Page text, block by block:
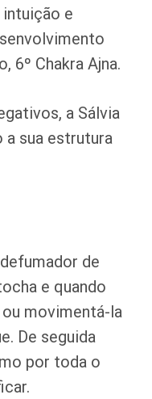
e
6º Chakra Ajna.
a Sálvia
a sua estrutura
de
e quando
movimentá-la
De seguida
por toda o